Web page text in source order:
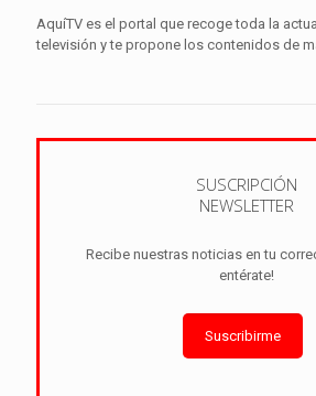
AquíTV es el portal que recoge toda la
televisión y te propone los contenidos de
SUSCRIPCIÓN
NEWSLETTER
Recibe nuestras noticias en tu
entérate!
Suscribirme